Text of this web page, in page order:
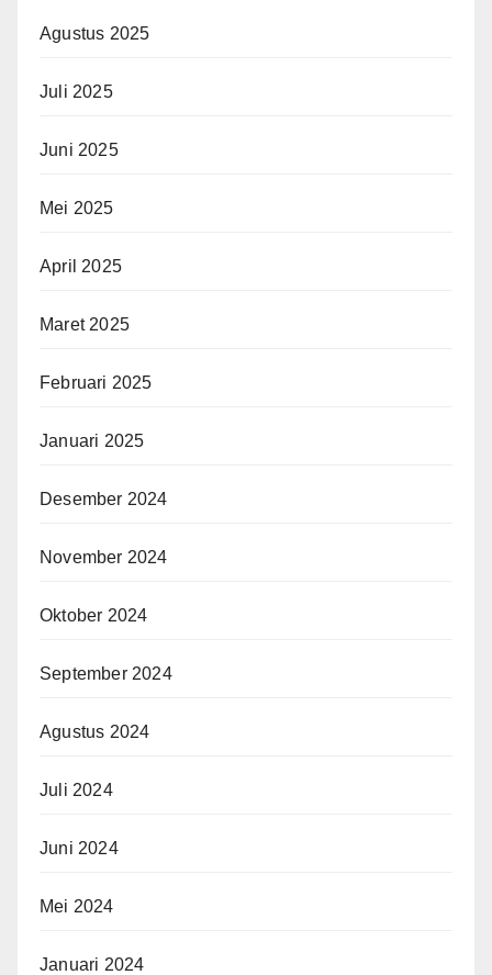
Agustus 2025
Juli 2025
Juni 2025
Mei 2025
April 2025
Maret 2025
Februari 2025
Januari 2025
Desember 2024
November 2024
Oktober 2024
September 2024
Agustus 2024
Juli 2024
Juni 2024
Mei 2024
Januari 2024